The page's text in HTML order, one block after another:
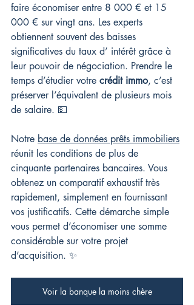
faire économiser entre 8 000 € et 15
000 € sur vingt ans. Les experts
obtiennent souvent des baisses
significatives du taux d’ intérêt grâce à
leur pouvoir de négociation. Prendre le
temps d’étudier votre crédit immo, c’est
préserver l’équivalent de plusieurs mois
de salaire. 💵
Notre base de données prêts immobiliers
réunit les conditions de plus de
cinquante partenaires bancaires. Vous
obtenez un comparatif exhaustif très
rapidement, simplement en fournissant
vos justificatifs. Cette démarche simple
vous permet d’économiser une somme
considérable sur votre projet
d’acquisition. ✨
Voir la banque la moins chère